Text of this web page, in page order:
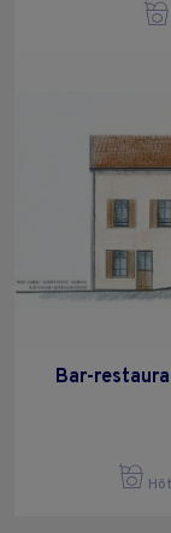
Bar-